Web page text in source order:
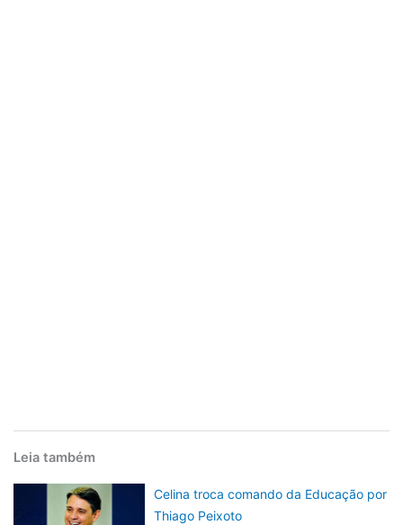
Leia também
Celina troca comando da Educação por
Thiago Peixoto